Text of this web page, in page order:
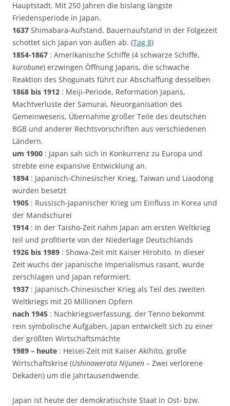
Hauptstadt. Mit 250 Jahren die bislang längste
Friedensperiode in Japan.
1637 Shimabara-Aufstand, Bauernaufstand in der Folgezeit
schottet sich Japan von außen ab. (Tag 8)
1854-1867 : Amerikanische Schiffe (4 schwarze Schiffe,
kurobune) erzwingen Öffnung Japans, die schwache
Reaktion des Shogunats führt zur Abschaffung desselben
1868 bis 1912 : Meiji-Periode, Reformation Japans,
Machtverluste der Samurai, Neuorganisation des
Gemeinwesens, Übernahme großer Teile des deutschen
BGB und anderer Rechtsvorschriften aus verschiedenen
Ländern.
um 1900 : Japan sah sich in Konkurrenz zu Europa und
strebte eine expansive Entwicklung an.
1894 : Japanisch-Chinesischer Krieg, Taiwan und Liaodong
wurden besetzt
1905 : Russisch-Japanischer Krieg um Einfluss in Korea und
der Mandschurei
1914 : In der Taisho-Zeit nahm Japan am ersten Weltkrieg
teil und profitierte von der Niederlage Deutschlands
1926 bis 1989 : Showa-Zeit mit Kaiser Hirohito. In dieser
Zeit wuchs der japanische Imperialismus rasant, wurde
zerschlagen und Japan reformiert.
1937 : Japanisch-Chinesischer Krieg als Teil des zweiten
Weltkriegs mit 20 Millionen Opfern
nach 1945 : Nachkriegsverfassung, der Tenno bekommt
rein symbolische Aufgaben, Japan entwickelt sich zu einer
der größten Wirtschaftsmächte
1989 – heute : Heisei-Zeit mit Kaiser Akihito, große
Wirtschaftskrise (Ushinawerata Nijunen – Zwei verlorene
Dekaden) um die Jahrtausendwende.
Japan ist heute der demokratischste Staat in Ost- bzw.